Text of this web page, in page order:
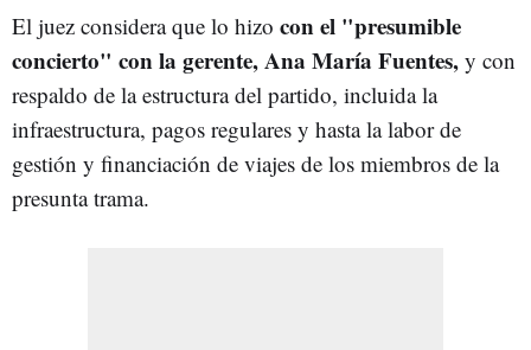
El juez considera que lo hizo con el "presumible
concierto" con la gerente, Ana María Fuentes, y con
respaldo de la estructura del partido, incluida la
infraestructura, pagos regulares y hasta la labor de
gestión y financiación de viajes de los miembros de la
presunta trama.